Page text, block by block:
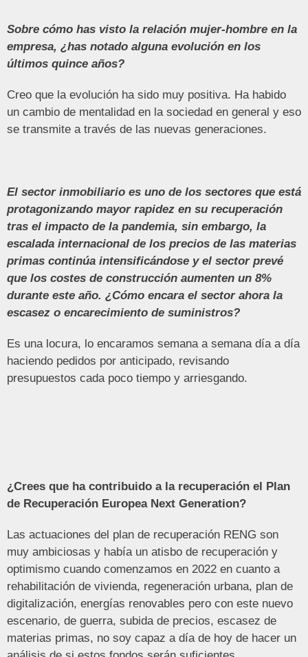
Sobre cómo has visto la relación mujer-hombre en la
empresa, ¿has notado alguna evolución en los
últimos quince años?
Creo que la evolución ha sido muy positiva. Ha habido
un cambio de mentalidad en la sociedad en general y eso
se transmite a través de las nuevas generaciones.
El sector inmobiliario es uno de los sectores que está
protagonizando mayor rapidez en su recuperación
tras el impacto de la pandemia, sin embargo, la
escalada internacional de los precios de las materias
primas continúa intensificándose y el sector prevé
que los costes de construcción aumenten un 8%
durante este año. ¿Cómo encara el sector ahora la
escasez o encarecimiento de suministros?
Es una locura, lo encaramos semana a semana día a día
haciendo pedidos por anticipado, revisando
presupuestos cada poco tiempo y arriesgando.
¿Crees que ha contribuido a la recuperación el Plan
de Recuperación Europea Next Generation?
Las actuaciones del plan de recuperación RENG son
muy ambiciosas y había un atisbo de recuperación y
optimismo cuando comenzamos en 2022 en cuanto a
rehabilitación de vivienda, regeneración urbana, plan de
digitalización, energías renovables pero con este nuevo
escenario, de guerra, subida de precios, escasez de
materias primas, no soy capaz a día de hoy de hacer un